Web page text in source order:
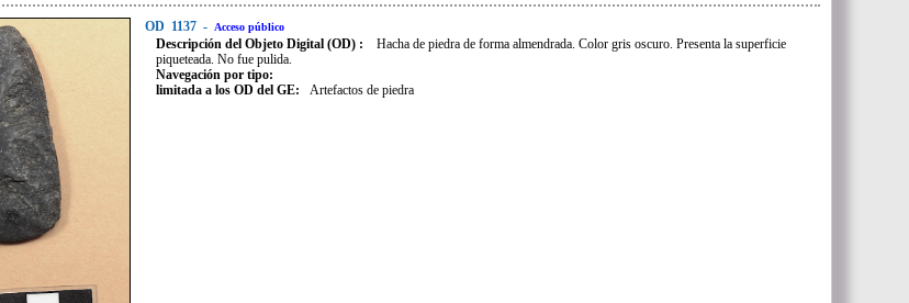
OD 1137 - Acceso público
Descripción del Objeto Digital (OD) :
Hacha de piedra de forma almendrada. Color gris oscuro. Presenta la superficie
piqueteada. No fue pulida.
Navegación por tipo:
limitada a los OD del GE:
Artefactos de piedra